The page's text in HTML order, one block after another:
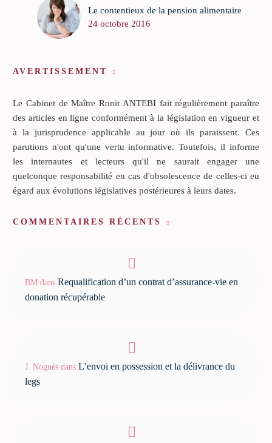
Le contentieux de la pension alimentaire
24 octobre 2016
AVERTISSEMENT
Le Cabinet de Maître Ronit ANTEBI fait régulièrement paraître
des articles en ligne conformément à la législation en vigueur et
à la jurisprudence applicable au jour où ils paraissent. Ces
parutions n'ont qu'une vertu informative. Toutefois, il informe
les internautes et lecteurs qu'il ne saurait engager une
quelconque responsabilité en cas d'obsolescence de celles-ci eu
égard aux évolutions législatives postérieures à leurs dates.
COMMENTAIRES RÉCENTS
BM dans Requalification d’un contrat d’assurance-vie en
donation récupérable
J. Noguès dans L’envoi en possession et la délivrance du
legs